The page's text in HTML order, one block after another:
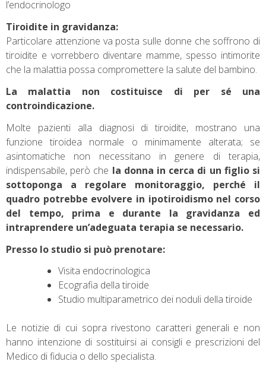
l’endocrinologo
Tiroidite in gravidanza:
Particolare attenzione va posta sulle donne che soffrono di
tiroidite e vorrebbero diventare mamme, spesso intimorite
che la malattia possa compromettere la salute del bambino.
La malattia non costituisce di per sé una
controindicazione.
Molte pazienti alla diagnosi di tiroidite, mostrano una
funzione tiroidea normale o minimamente alterata; se
asintomatiche non necessitano in genere di terapia,
indispensabile, però che la donna in cerca di un figlio si
sottoponga a regolare monitoraggio, perché il
quadro potrebbe evolvere in ipotiroidismo nel corso
del tempo, prima e durante la gravidanza ed
intraprendere un’adeguata terapia se necessario.
Presso lo studio si può prenotare:
Visita endocrinologica
Ecografia della tiroide
Studio multiparametrico dei noduli della tiroide
Le notizie di cui sopra rivestono caratteri generali e non
hanno intenzione di sostituirsi ai consigli e prescrizioni del
Medico di fiducia o dello specialista.